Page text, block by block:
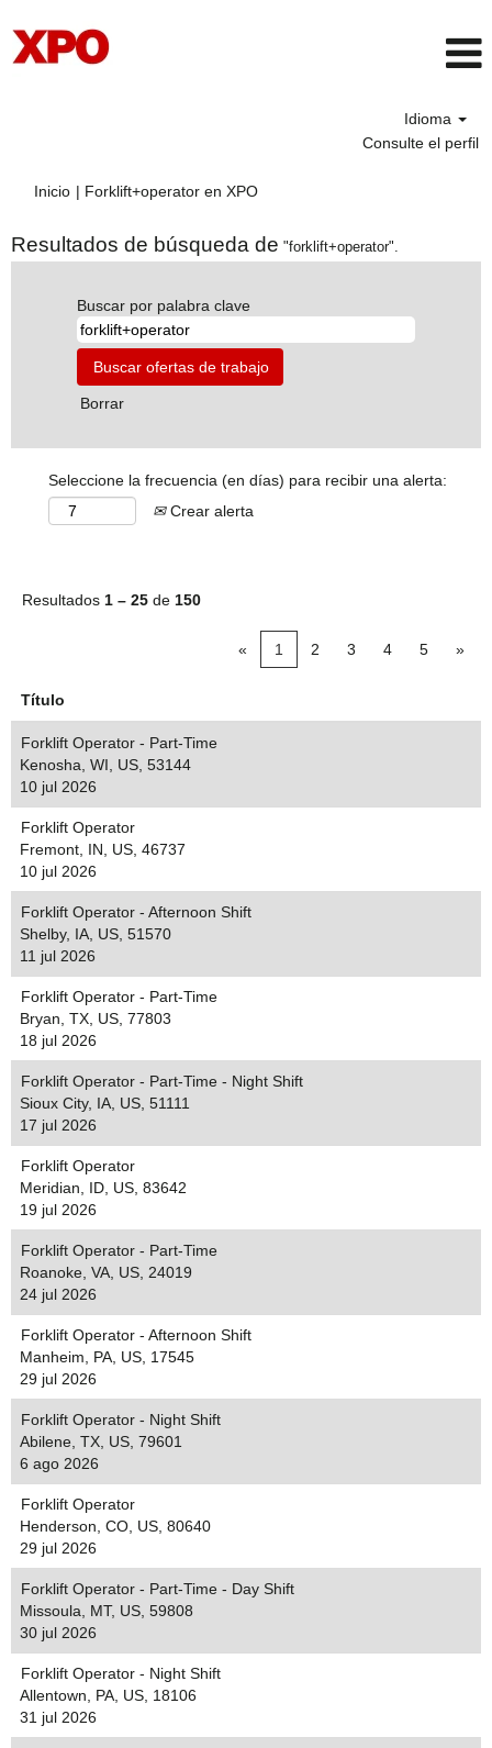
Idioma
Consulte el perfil
Inicio | Forklift+operator en XPO(página
Resultados de búsqueda de "forklift+operator".
Buscar por palabra clave
Borrar
Seleccione la frecuencia (en días) para recibir una alerta:
Crear alerta
Resultados 1 – 25 de 150
« 1 2 3 4 5 »
Título
Forklift Operator - Part-Time
Kenosha, WI, US, 53144
10 jul 2026
Forklift Operator
Fremont, IN, US, 46737
10 jul 2026
Forklift Operator - Afternoon Shift
Shelby, IA, US, 51570
11 jul 2026
Forklift Operator - Part-Time
Bryan, TX, US, 77803
18 jul 2026
Forklift Operator - Part-Time - Night Shift
Sioux City, IA, US, 51111
17 jul 2026
Forklift Operator
Meridian, ID, US, 83642
19 jul 2026
Forklift Operator - Part-Time
Roanoke, VA, US, 24019
24 jul 2026
Forklift Operator - Afternoon Shift
Manheim, PA, US, 17545
29 jul 2026
Forklift Operator - Night Shift
Abilene, TX, US, 79601
6 ago 2026
Forklift Operator
Henderson, CO, US, 80640
29 jul 2026
Forklift Operator - Part-Time - Day Shift
Missoula, MT, US, 59808
30 jul 2026
Forklift Operator - Night Shift
Allentown, PA, US, 18106
31 jul 2026